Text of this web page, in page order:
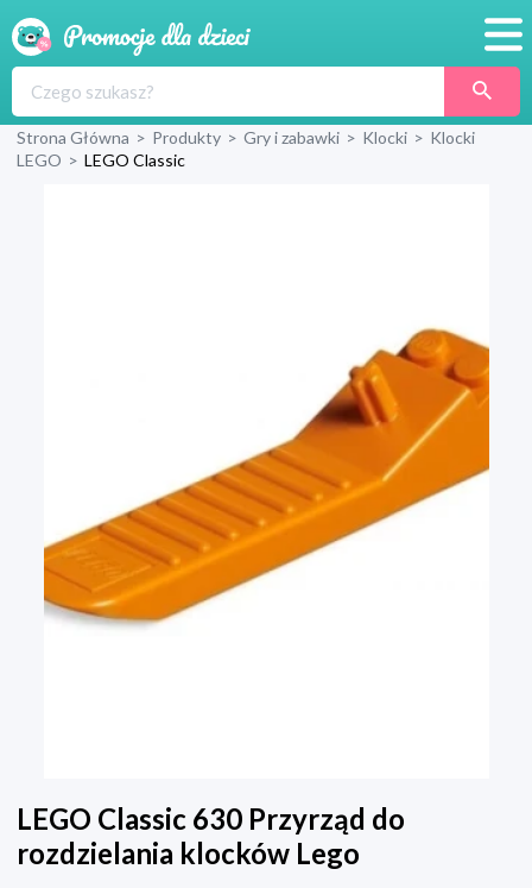
Produkty
Strona Główna > Produkty > Gry i zabawki > Klocki > Klocki
LEGO > LEGO Classic
LEGO Classic 630 Przyrząd do
rozdzielania klocków Lego